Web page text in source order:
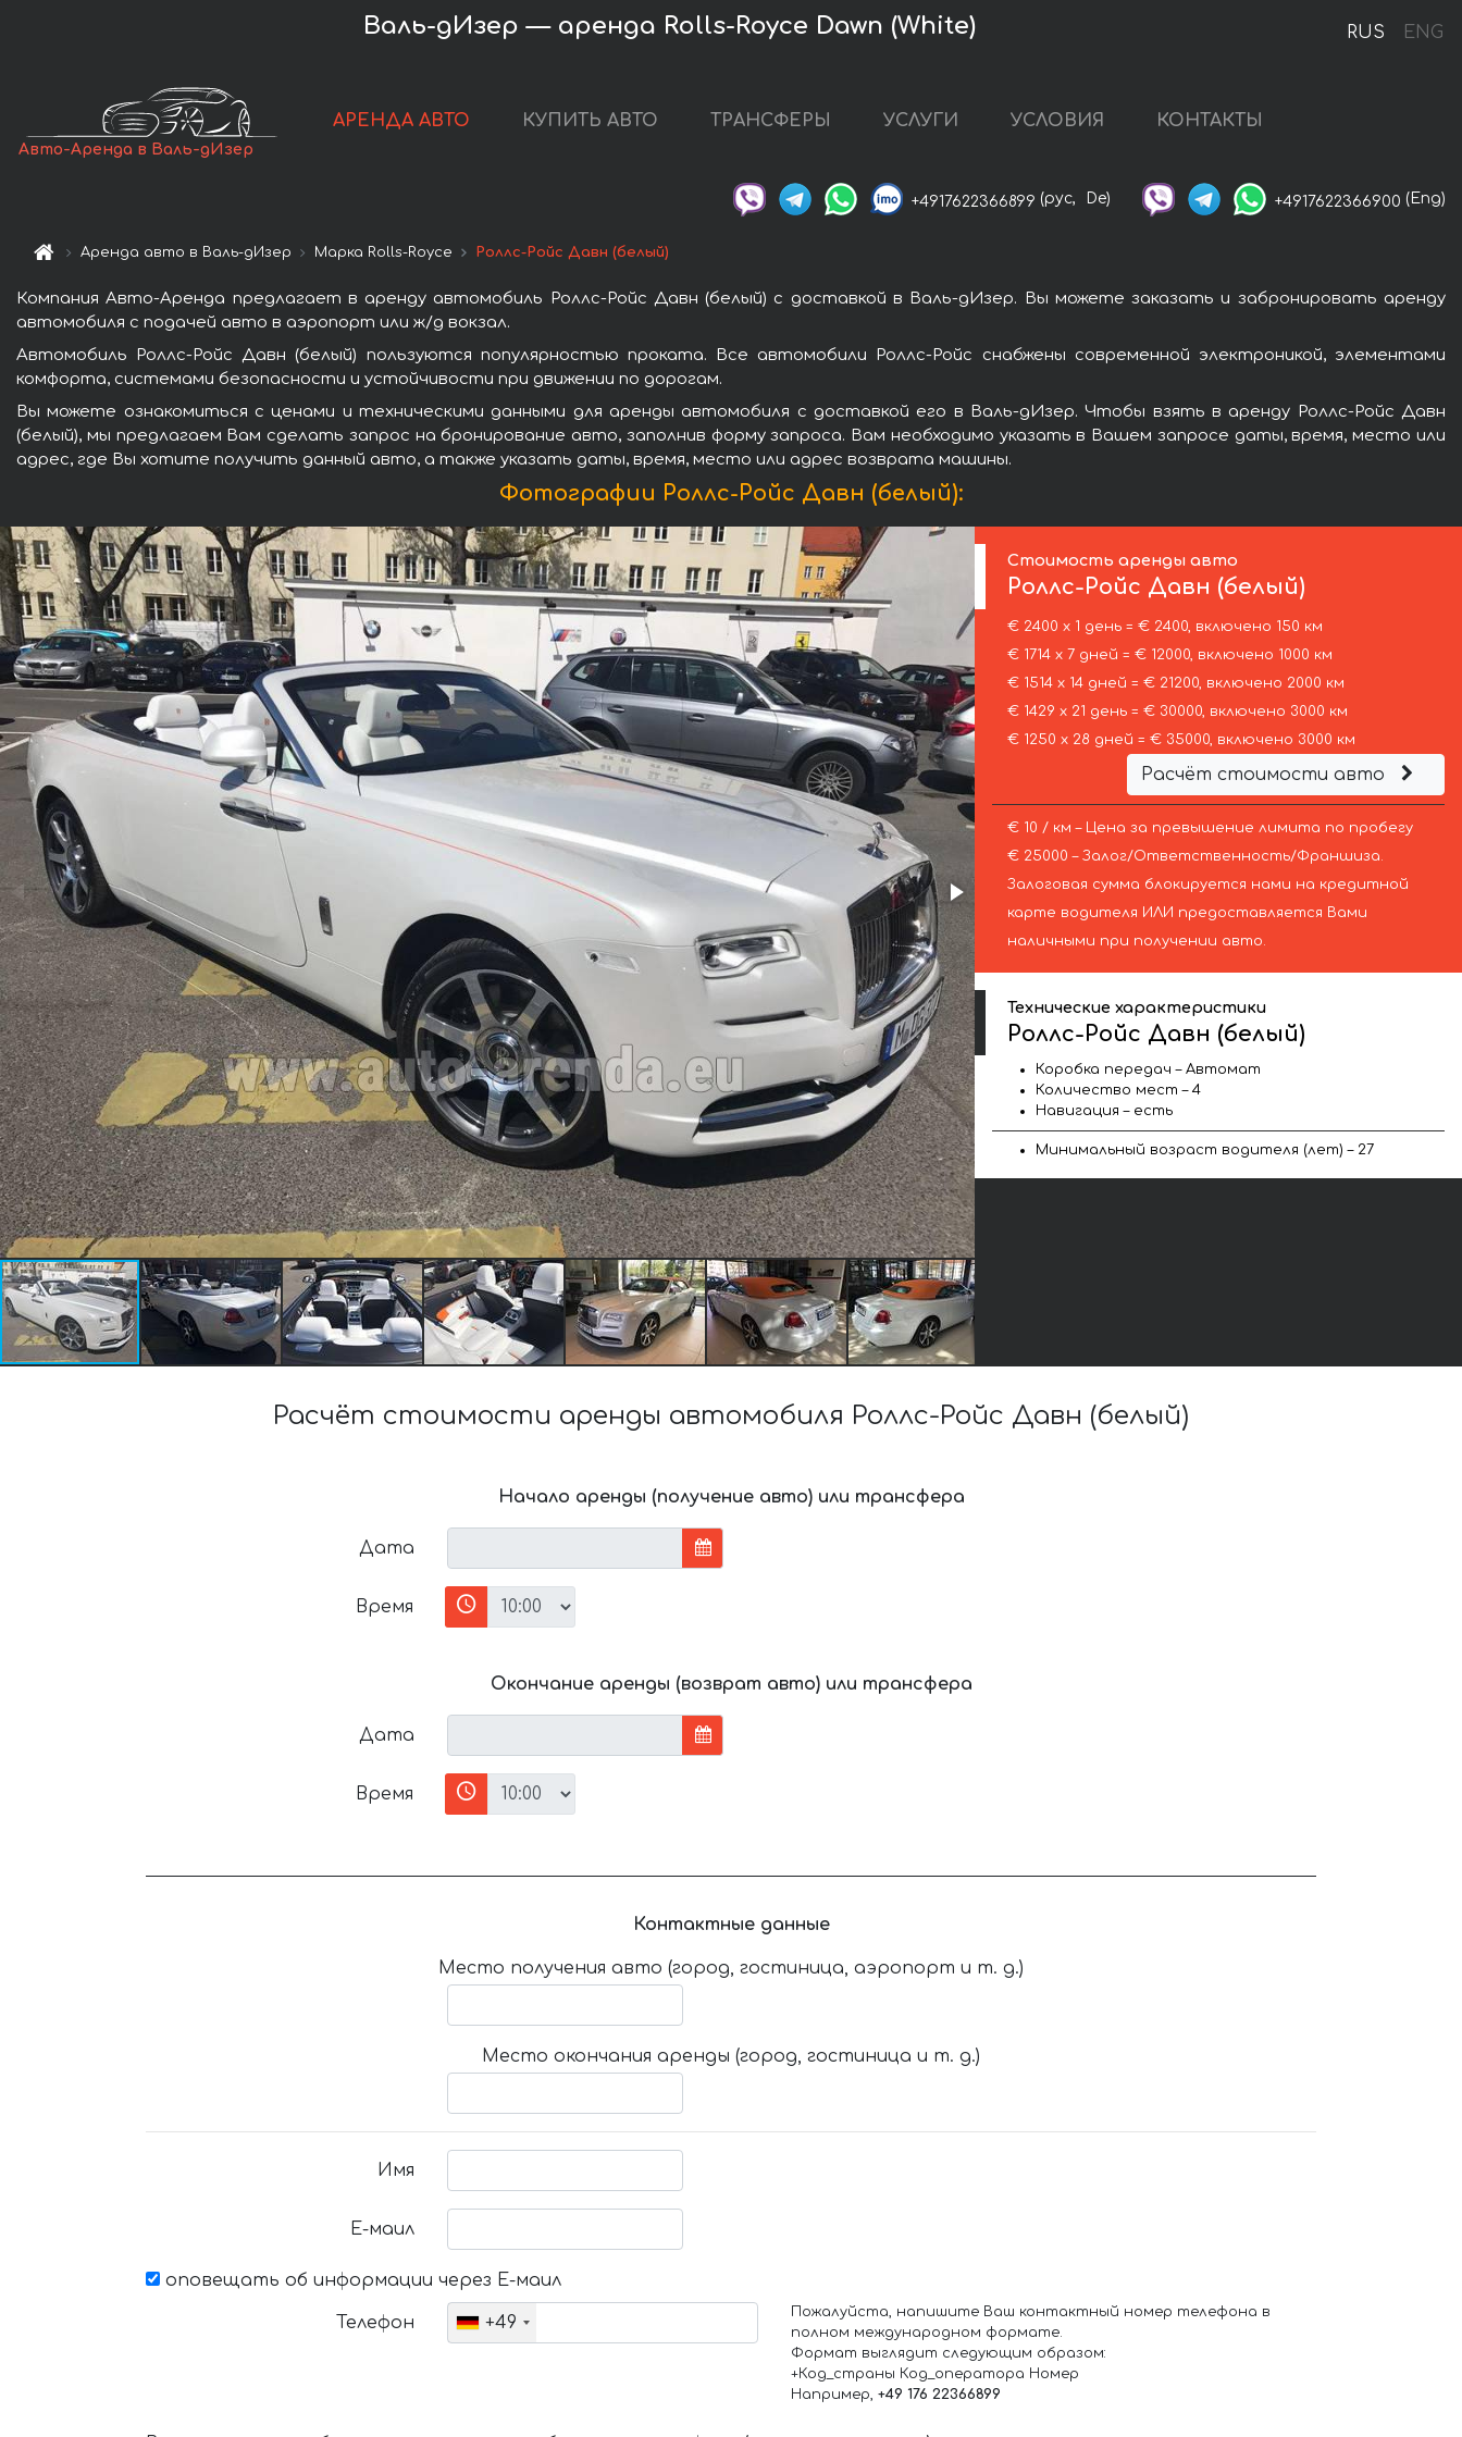
RUS ENG
Валь-дИзер — аренда Rolls-Royce Dawn (White)
Авто-Аренда в Валь-дИзер
АРЕНДА АВТО КУПИТЬ АВТО ТРАНСФЕРЫ УСЛУГИ УСЛОВИЯ КОНТАКТЫ
+4917622366899 (рус, De) +4917622366900 (Eng)
Аренда авто в Валь-дИзер Марка Rolls-Royce Роллс-Ройс Давн (белый)
Компания Авто-Аренда предлагает в аренду автомобиль Роллс-Ройс Давн (белый) с доставкой в Валь-дИзер. Вы можете заказать и забронировать аренду
автомобиля с подачей авто в аэропорт или ж/д вокзал.
Автомобиль Роллс-Ройс Давн (белый) пользуются популярностью проката. Все автомобили Роллс-Ройс снабжены современной электроникой, элементами
комфорта, системами безопасности и устойчивости при движении по дорогам.
Вы можете ознакомиться с ценами и техническими данными для аренды автомобиля с доставкой его в Валь-дИзер. Чтобы взять в аренду Роллс-Ройс Давн
(белый), мы предлагаем Вам сделать запрос на бронирование авто, заполнив форму запроса. Вам необходимо указать в Вашем запросе даты, время, место или
адрес, где Вы хотите получить данный авто, а также указать даты, время, место или адрес возврата машины.
Фотографии Роллс-Ройс Давн (белый):
Стоимость аренды авто
Роллс-Ройс Давн (белый)
€ 2400 х 1 день = € 2400, включено 150 км
€ 1714 х 7 дней = € 12000, включено 1000 км
€ 1514 х 14 дней = € 21200, включено 2000 км
€ 1429 х 21 день = € 30000, включено 3000 км
€ 1250 х 28 дней = € 35000, включено 3000 км
Расчёт стоимости авто
€ 10 / км – Цена за превышение лимита по пробегу
€ 25000 – Залог/Ответственность/Франшиза.
Залоговая сумма блокируется нами на кредитной
карте водителя ИЛИ предоставляется Вами
наличными при получении авто.
Технические характеристики
Роллс-Ройс Давн (белый)
Коробка передач – Автомат
Количество мест – 4
Навигация – есть
Минимальный возраст водителя (лет) – 27
Расчёт стоимости аренды автомобиля Роллс-Ройс Давн (белый)
Начало аренды (получение авто) или трансфера
Дата
Время
Окончание аренды (возврат авто) или трансфера
Дата
Время
Контактные данные
Место получения авто (город, гостиница, аэропорт и т. д.)
Место окончания аренды (город, гостиница и т. д.)
Имя
Е-маил
оповещать об информации через Е-маил
Телефон +49
Пожалуйста, напишите Ваш контактный номер телефона в
полном международном формате.
Формат выглядит следующим образом:
+Код_страны Код_оператора Номер
Например, +49 176 22366899